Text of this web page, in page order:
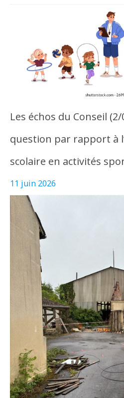
Les échos du Conseil
question par rapport à
scolaire en activités
11 juin 2026